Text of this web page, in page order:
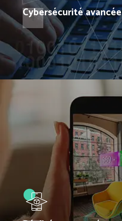
Cybersécurité avancée
+